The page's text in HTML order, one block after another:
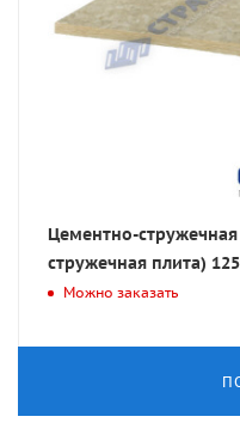
Цементно-
стружечная плита)
Можно заказать